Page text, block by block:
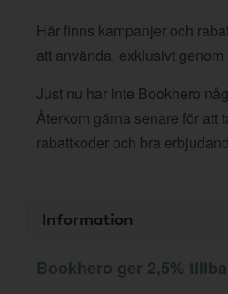
Här finns kampanjer och
att använda, exklusivt
Just nu har inte Bookhero
Återkom gärna senare för att
rabattkoder och bra
Information
Bookhero ger 2,5%